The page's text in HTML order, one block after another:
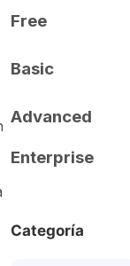
Free
Basic
Advanced
Enterprise
Categoría